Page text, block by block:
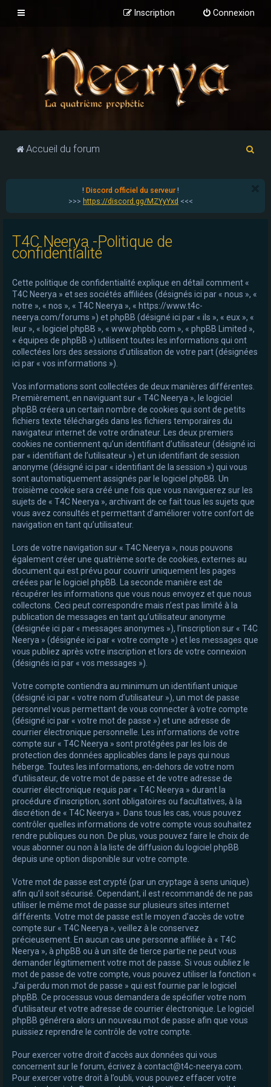
Connexion
Inscription
Accueil du forum
! Discord officiel du serveur!
>>> https://discord.gg/MZYyYxd <<<
T4C Neerya -Politique de
confidentialité
Cette politique de confidentialité explique en détail comment «
T4C Neerya » et ses sociétés affiliées (désignés ici par « nous », «
notre », « nos », « T4C Neerya », « https://www.t4c-
neerya.com/forums ») et phpBB (désigné ici par « ils », « eux », «
leur », « logiciel phpBB », « www.phpbb.com », « phpBB Limited »,
« équipes de phpBB ») utilisent toutes les informations qui ont
collectées lors des sessions d’utilisation de votre part (désignées
ici par « vos informations »).
Vos informations sont collectées de deux manières différentes.
Premièrement, en naviguant sur « T4C Neerya », le logiciel
phpBB créera un certain nombre de cookies qui sont de petits
fichiers texte téléchargés dans les fichiers temporaires du
navigateur internet de votre ordinateur. Les deux premiers
cookies ne contiennent qu’un identifiant d’utilisateur (désigné ici
par « identifiant de l’utilisateur ») et un identifiant de session
anonyme (désigné ici par « identifiant de la session ») qui vous
sont automatiquement assignés par le logiciel phpBB. Un
troisième cookie sera créé une fois que vous naviguerez sur les
sujets de « T4C Neerya », archivant de ce fait tous les sujets que
vous avez consultés et permettant d’améliorer votre confort de
navigation en tant qu’utilisateur.
Lors de votre navigation sur « T4C Neerya », nous pouvons
également créer une quatrième sorte de cookies, externes au
document qui est prévu pour couvrir uniquement les pages
créées par le logiciel phpBB. La seconde manière est de
récupérer les informations que vous nous envoyez et que nous
collectons. Ceci peut correspondre mais n’est pas limité à la
publication de messages en tant qu’utilisateur anonyme
(désignée ici par « messages anonymes »), l’inscription sur « T4C
Neerya » (désignée ici par « votre compte ») et les messages que
vous publiez après votre inscription et lors de votre connexion
(désignés ici par « vos messages »).
Votre compte contiendra au minimum un identifiant unique
(désigné ici par « votre nom d’utilisateur »), un mot de passe
personnel vous permettant de vous connecter à votre compte
(désigné ici par « votre mot de passe ») et une adresse de
courrier électronique personnelle. Les informations de votre
compte sur « T4C Neerya » sont protégées par les lois de
protection des données applicables dans le pays qui nous
héberge. Toutes les informations, en-dehors de votre nom
d’utilisateur, de votre mot de passe et de votre adresse de
courrier électronique requis par « T4C Neerya » durant la
procédure d’inscription, sont obligatoires ou facultatives, à la
discrétion de « T4C Neerya ». Dans tous les cas, vous pouvez
contrôler quelles informations de votre compte vous souhaitez
rendre publiques ou non. De plus, vous pouvez faire le choix de
vous abonner ou non à la liste de diffusion du logiciel phpBB
depuis une option disponible sur votre compte.
Votre mot de passe est crypté (par un cryptage à sens unique)
afin qu’il soit sécurisé. Cependant, il est recommandé de ne pas
utiliser le même mot de passe sur plusieurs sites internet
différents. Votre mot de passe est le moyen d’accès de votre
compte sur « T4C Neerya », veillez à le conservez
précieusement. En aucun cas une personne affiliée à « T4C
Neerya », à phpBB ou à un site de tierce partie ne peut vous
demander légitimement votre mot de passe. Si vous oubliez le
mot de passe de votre compte, vous pouvez utiliser la fonction «
J’ai perdu mon mot de passe » qui est fournie par le logiciel
phpBB. Ce processus vous demandera de spécifier votre nom
d’utilisateur et votre adresse de courrier électronique. Le logiciel
phpBB générera alors un nouveau mot de passe afin que vous
puissiez reprendre le contrôle de votre compte.
Pour exercer votre droit d’accès aux données qui vous
concernent sur le forum, écrivez à contact@t4c-neerya.com.
Pour exercer votre droit à l’oubli, vous pouvez effacer votre